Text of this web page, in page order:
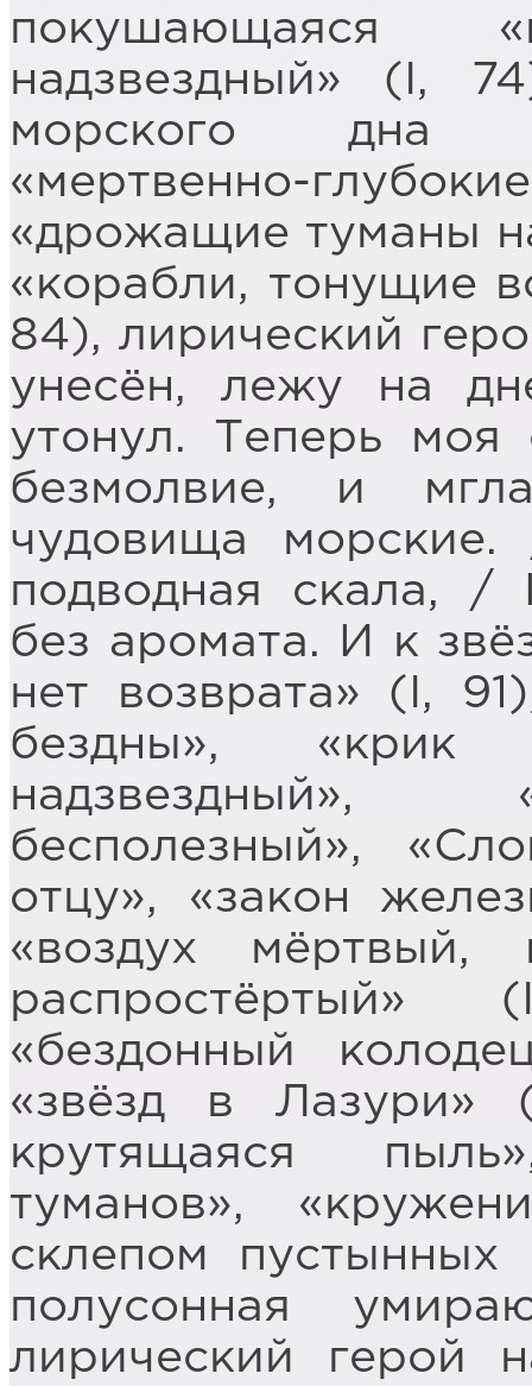
покушающаяся
надзвездный» (I,
морского дна
«мертвенно-
«дрожащие туманы
«корабли, тонущие
84), лирический
унесён, лежу на
утонул. Теперь моя
безмолвие, и
чудовища
подводная скала, /
без аромата. И к
нет возврата» (I,
бездны»,
надзвездный»,
бесполезный»,
отцу», «закон
«воздух мёртвый,
распростёртый»
«бездонный
«звёзд в Лазури»
крутящаяся
туманов»,
склепом пустынных
полусонная
лирический герой